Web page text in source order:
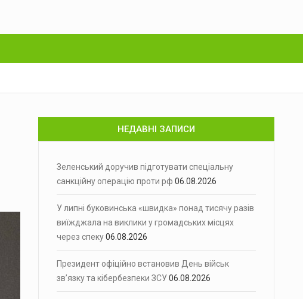
НЕДАВНІ ЗАПИСИ
Зеленський доручив підготувати спеціальну
санкційну операцію проти рф 06.08.2026
У липні буковинська «швидка» понад тисячу разів
виїжджала на виклики у громадських місцях
через спеку06.08.2026
Президент офіційно встановив День військ
зв’язку та кібербезпеки ЗСУ06.08.2026